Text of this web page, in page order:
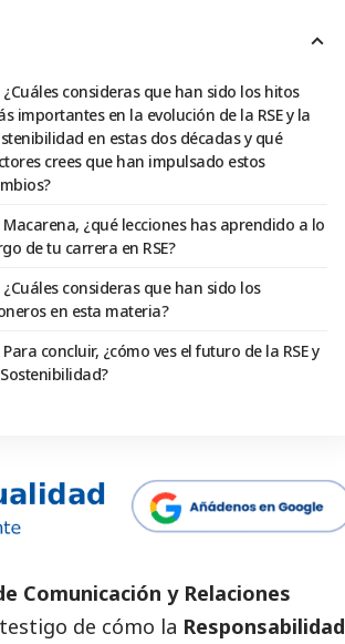
¿Cuáles consideras que han sido los hitos
importantes en la evolución de la RSE y la
en estas dos décadas y qué
crees que han impulsado estos
Macarena, ¿qué lecciones has aprendido a lo
de tu carrera en RSE?
¿Cuáles consideras que han sido los
en esta materia?
Para concluir, ¿cómo ves el futuro de la RSE y
Comunicación y Relaciones
de cómo la Responsabilidad